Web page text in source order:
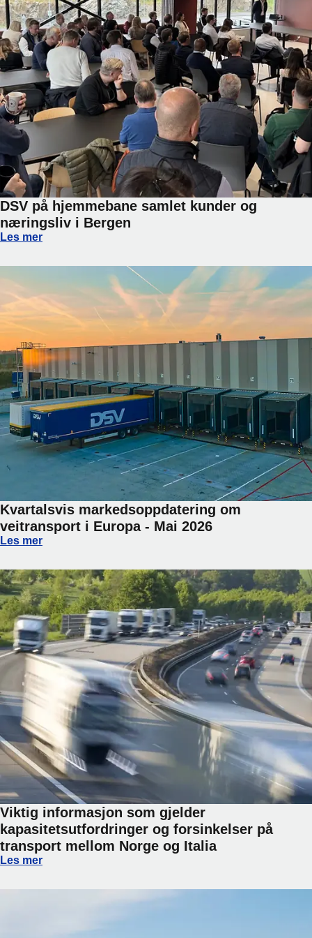
DSV på hjemmebane samlet kunder og
næringsliv i Bergen
DSV på hjemmebane samlet kunder og næringsliv i Bergen
Les mer
Kvartalsvis markedsoppdatering om
veitransport i Europa - Mai 2026
Kvartalsvis markedsoppdatering om veitransport i Europa -
Les mer
Viktig informasjon som gjelder
kapasitetsutfordringer og forsinkelser på
transport mellom Norge og Italia
Viktig informasjon som gjelder kapasitetsutfordringer og
Les mer